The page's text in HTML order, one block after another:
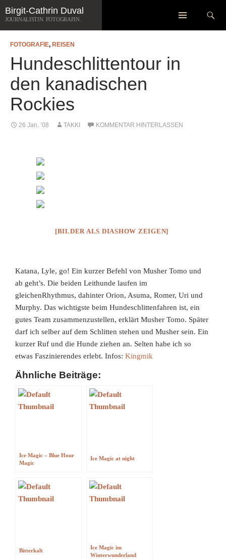
Zum
Inhalt
springen
Suchen
FOTOGRAFIE, REISEN
Hundeschlittentour in
den kanadischen
Rockies
26 Jan. ’08 TAKKI KOMMENTAR HINTERLASSEN
[BILDER ALS DIASHOW ZEIGEN]
Katana, Lyle, go! Ein kurzer Befehl von Musher Tomo und
ab geht’s. Die beiden Leithunde laufen im
gleichenRhythmus, dahinter Orion, Asuma, Romer, Uri und
Murphy. Das wichtigste beim Hundeschlittenfahren ist, ein
gutes Team zusammenzustellen, erklärt Musher Tomo. Später
darf ich selber auf dem Schlitten stehen und Musher sein. Ein
kurzer Ruf und die Hunde ziehen an. Selten habe ich so
etwas Faszinierendes erlebt. Infos:Kingmik
Ähnliche Beiträge:
Ice Magic – Blue Hour
Magic
Ice Magic at night
Bitterkalt
Ice Magic im
Winterwunderland
Birgit-Cathrin Duval
JOURNALISTIN. FOTOGRAFIN.